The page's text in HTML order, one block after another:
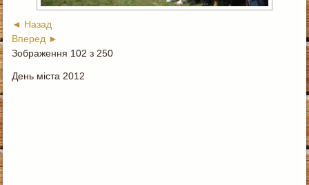
◄ Назад
Вперед ►
Зображення 102 з 250
День міста 2012